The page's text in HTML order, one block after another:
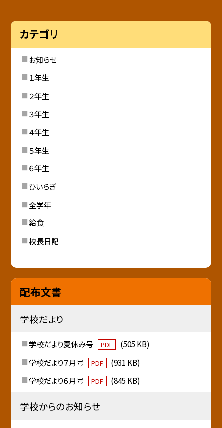
カテゴリ
お知らせ
１年生
２年生
３年生
４年生
５年生
６年生
ひいらぎ
全学年
給食
校長日記
配布文書
学校だより
学校だより夏休み号 PDF
(505 KB)
学校だより７月号
PDF
(931 KB)
学校だより６月号
PDF (845 KB)
学校からのお知らせ